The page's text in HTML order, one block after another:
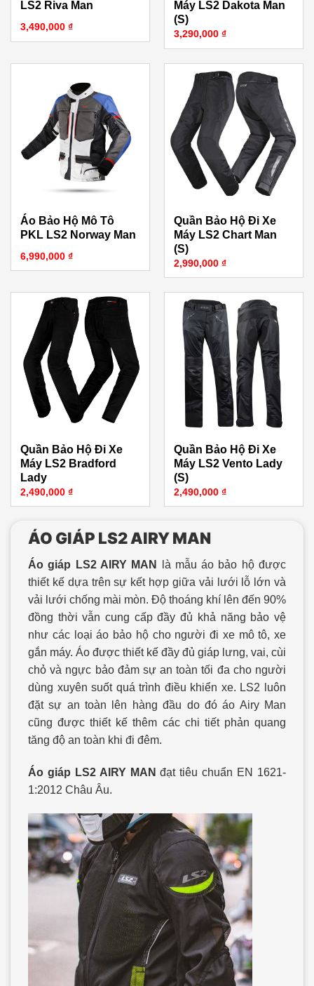
LS2 Riva Man
3,490,000₫
Máy LS2 Dakota Man
(S)
3,290,000₫
Áo Bảo Hộ Mô Tô
PKL LS2 Norway Man
6,990,000₫
Quần Bảo Hộ Đi Xe
Máy LS2 Chart Man
(S)
2,990,000₫
Quần Bảo Hộ Đi Xe
Máy LS2 Bradford
Lady
2,490,000₫
Quần Bảo Hộ Đi Xe
Máy LS2 Vento Lady
(S)
2,490,000₫
ÁO GIÁP LS2 AIRY MAN
Áo giáp LS2 AIRY MAN
là mẫu áo bảo hộ được
thiết kế dựa trên sự kết hợp giữa vải lưới lỗ lớn và
vải lưới chống mài mòn. Độ thoáng khí lên đến 90%
đồng thời vẫn cung cấp đầy đủ khả năng bảo vệ
như các loại áo bảo hộ cho người đi xe mô tô, xe
gắn máy. Áo được thiết kế đầy đủ giáp lưng, vai, cùi
chỏ và ngực bảo đảm sự an toàn tối đa cho người
dùng xuyên suốt quá trình điều khiển xe. LS2 luôn
đặt sự an toàn lên hàng đầu do đó áo Airy Man
cũng được thiết kế thêm các chi tiết phản quang
tăng độ an toàn khi đi đêm.
Áo giáp LS2 AIRY MANđạt tiêu chuẩn EN 1621-
1:2012 Châu Âu.